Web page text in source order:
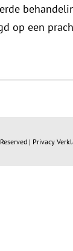
op een
| Privacy